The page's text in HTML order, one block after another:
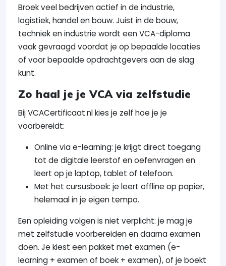
Broek veel bedrijven actief in de industrie,
logistiek, handel en bouw. Juist in de bouw,
techniek en industrie wordt een VCA-diploma
vaak gevraagd voordat je op bepaalde locaties
of voor bepaalde opdrachtgevers aan de slag
kunt.
Zo haal je je VCA via zelfstudie
Bij VCACertificaat.nl kies je zelf hoe je je
voorbereidt:
Online via e-learning: je krijgt direct toegang
tot de digitale leerstof en oefenvragen en
leert op je laptop, tablet of telefoon.
Met het cursusboek: je leert offline op papier,
helemaal in je eigen tempo.
Een opleiding volgen is niet verplicht: je mag je
met zelfstudie voorbereiden en daarna examen
doen. Je kiest een pakket met examen (e-
learning + examen of boek + examen), of je boekt